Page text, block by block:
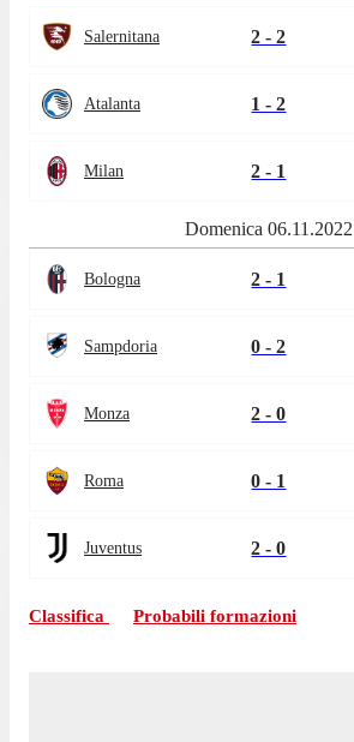
Salernitana 2 - 2
Atalanta 1 - 2
Milan 2 - 1
Domenica 06.11.2022
Bologna 2 - 1
Sampdoria 0 - 2
Monza 2 - 0
Roma 0 - 1
Juventus 2 - 0
Classifica Probabili formazioni